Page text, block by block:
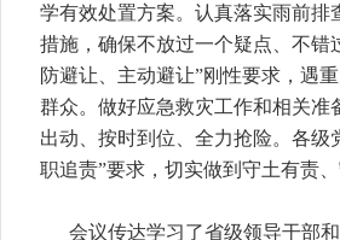
学有效处置方案。认真落实雨前
措施，确保不放过一个疑点、不错
防避让、主动避让”刚性要求，遇
群众。做好应急救灾工作和相关
出动、按时到位、全力抢险。各
职追责”要求，切实做到守土有责
会议传达学习了省级领导干部